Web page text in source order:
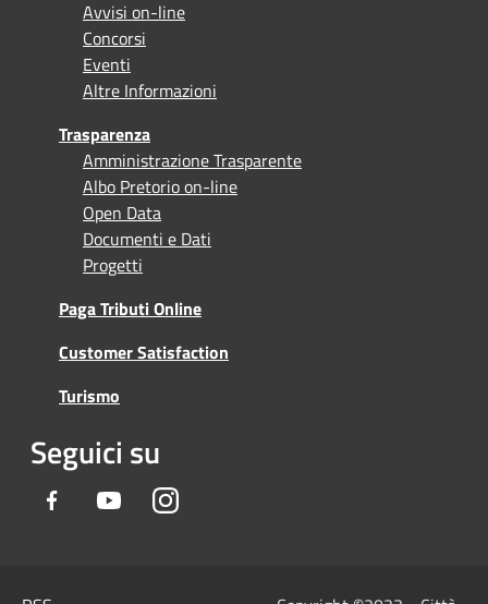
Avvisi on-line
Concorsi
Eventi
Altre Informazioni
Trasparenza
Amministrazione Trasparente
Albo Pretorio on-line
Open Data
Documenti e Dati
Progetti
Paga Tributi Online
Customer Satisfaction
Turismo
Seguici su
Facebook YoutubeInstagram